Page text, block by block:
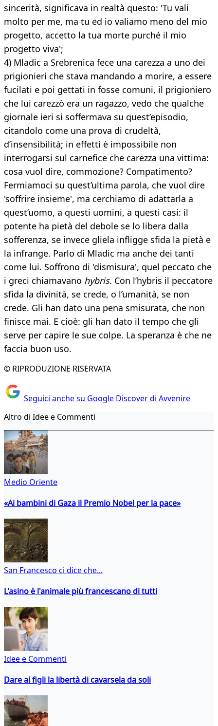
sincerità, significava in realtà questo: 'Tu vali
molto per me, ma tu ed io valiamo meno del mio
progetto, accetto la tua morte purché il mio
progetto viva';
4) Mladic a Srebrenica fece una carezza a uno dei
prigionieri che stava mandando a morire, a essere
fucilati e poi gettati in fosse comuni, il prigioniero
che lui carezzò era un ragazzo, vedo che qualche
giornale ieri si soffermava su quest’episodio,
citandolo come una prova di crudeltà,
d’insensibilità; in effetti è impossibile non
interrogarsi sul carnefice che carezza una vittima:
cosa vuol dire, commozione? Compatimento?
Fermiamoci su quest’ultima parola, che vuol dire
'soffrire insieme', ma cerchiamo di adattarla a
quest’uomo, a questi uomini, a questi casi: il
potente ha pietà del debole se lo libera dalla
sofferenza, se invece gliela infligge sfida la pietà e
la infrange. Parlo di Mladic ma anche dei tanti
come lui. Soffrono di 'dismisura', quel peccato che
i greci chiamavano hybris. Con l’hybris il peccatore
sfida la divinità, se crede, o l’umanità, se non
crede. Gli han dato una pena smisurata, che non
finisce mai. E cioè: gli han dato il tempo che gli
serve per capire le sue colpe. La speranza è che ne
faccia buon uso.
© RIPRODUZIONE RISERVATA
Seguici anche su Google Discover di Avvenire
Altro di Idee e Commenti
Medio Oriente
«Ai bambini di Gaza il Premio Nobel per la pace»
San Francesco ci dice che...
L'asino è l'animale più francescano di tutti
Idee e Commenti
Dare ai figli la libertà di cavarsela da soli